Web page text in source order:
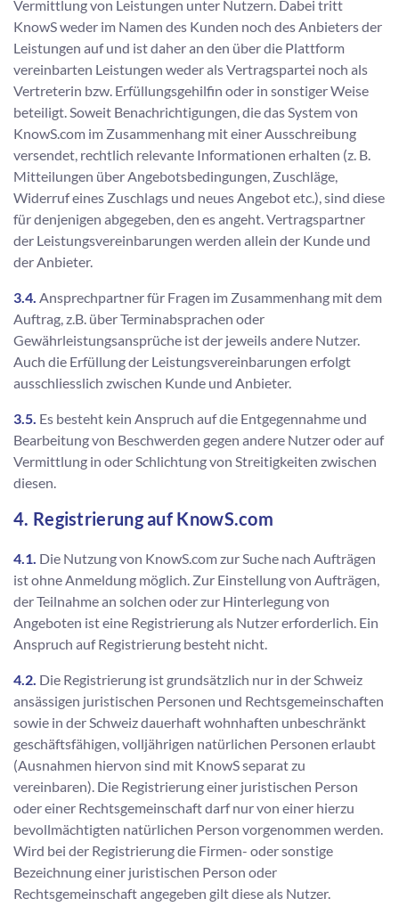
Vermittlung von Leistungen unter Nutzern. Dabei tritt
KnowS weder im Namen des Kunden noch des Anbieters der
Leistungen auf und ist daher an den über die Plattform
vereinbarten Leistungen weder als Vertragspartei noch als
Vertreterin bzw. Erfüllungsgehilfin oder in sonstiger Weise
beteiligt. Soweit Benachrichtigungen, die das System von
KnowS.com im Zusammenhang mit einer Ausschreibung
versendet, rechtlich relevante Informationen erhalten (z. B.
Mitteilungen über Angebotsbedingungen, Zuschläge,
Widerruf eines Zuschlags und neues Angebot etc.), sind diese
für denjenigen abgegeben, den es angeht. Vertragspartner
der Leistungsvereinbarungen werden allein der Kunde und
der Anbieter.
3.4. Ansprechpartner für Fragen im Zusammenhang mit dem
Auftrag, z.B. über Terminabsprachen oder
Gewährleistungsansprüche ist der jeweils andere Nutzer.
Auch die Erfüllung der Leistungsvereinbarungen erfolgt
ausschliesslich zwischen Kunde und Anbieter.
3.5. Es besteht kein Anspruch auf die Entgegennahme und
Bearbeitung von Beschwerden gegen andere Nutzer oder auf
Vermittlung in oder Schlichtung von Streitigkeiten zwischen
diesen.
4. Registrierung auf KnowS.com
4.1. Die Nutzung von KnowS.com zur Suche nach Aufträgen
ist ohne Anmeldung möglich. Zur Einstellung von Aufträgen,
der Teilnahme an solchen oder zur Hinterlegung von
Angeboten ist eine Registrierung als Nutzer erforderlich. Ein
Anspruch auf Registrierung besteht nicht.
4.2. Die Registrierung ist grundsätzlich nur in der Schweiz
ansässigen juristischen Personen und Rechtsgemeinschaften
sowie in der Schweiz dauerhaft wohnhaften unbeschränkt
geschäftsfähigen, volljährigen natürlichen Personen erlaubt
(Ausnahmen hiervon sind mit KnowS separat zu
vereinbaren). Die Registrierung einer juristischen Person
oder einer Rechtsgemeinschaft darf nur von einer hierzu
bevollmächtigten natürlichen Person vorgenommen werden.
Wird bei der Registrierung die Firmen- oder sonstige
Bezeichnung einer juristischen Person oder
Rechtsgemeinschaft angegeben gilt diese als Nutzer.